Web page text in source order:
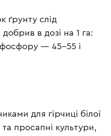
ґрунту слід
в дозі на 1 га:
— 45–55 і
для гірчиці білої
просапні культури,